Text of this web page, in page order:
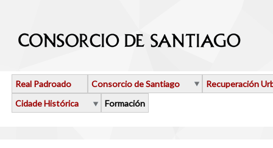
Real Padroado Consorcio de Santiago
Recuperación
Cidade Histórica
Formación